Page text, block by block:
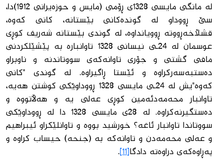
لە مانگی مایسی 1328ی ڕۆمی (مایس و حوزەیرانی 1912)دا،
سێ ڕووداو لە گوندەكانی بێستانە، كانی كەوە،
قشڵاخەڕووتە ڕوویانداوە، لە گوندی بێستانە شەریف كوڕی
عوسمان لە 24ـی نیسانی 1328 تاوانبارە بە پێشێلكردنی
مافی گشتی و جۆری تاوانەكەی سووتاندنە و ناوبراو
دەستبەسەركراوە و ئێستا ڕاگیراوە. لە گوندی "كانی
كەوە"یش لە 24ـی مایسی 1328 ڕووداوێكی كوشتن هەیە،
تاوانبار محەمەدئەمین كوڕی عەلی یە و هەڵاتووە و
دەستگیرنەكراوە. لە 28ی مایسی 1328 دا لە ڕووداوێكی
سووتاندا تاوانبار ئاغە؟ خورشید بووە و تاوانلێكراو ئیبراهیم
و عەلی محەمەدن و تاوانەكە بە (جنحە) حیساب كراوە و
پەڕاوەكەی دراوەتە دادگا[11]
.